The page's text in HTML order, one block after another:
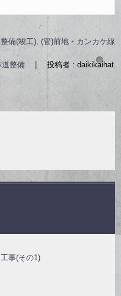
備(竣工), (管)前地・カンカケ線
道整備 投稿者 : daikikaihat
事(その1)